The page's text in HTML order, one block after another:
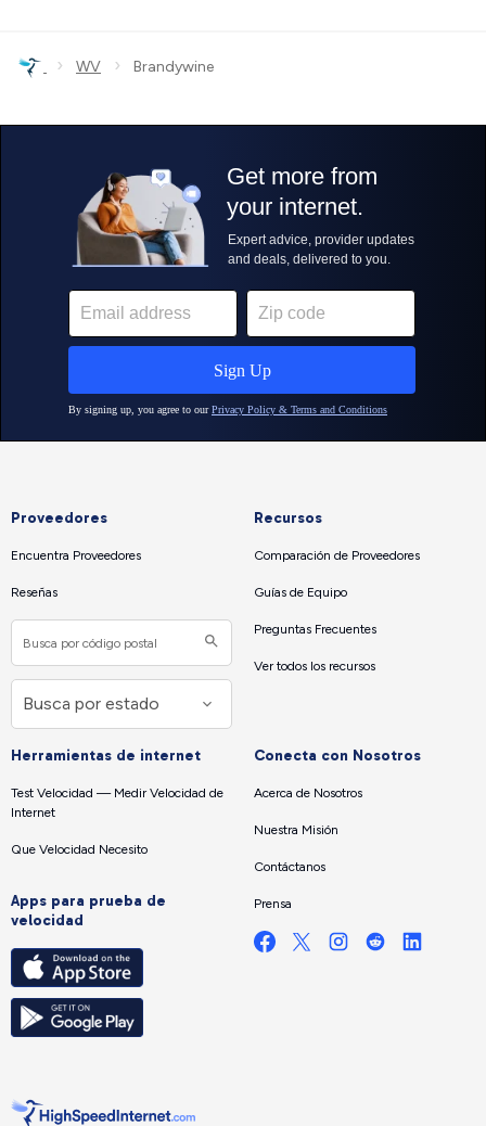
› WV › Brandywine
Proveedores
Encuentra Proveedores
Reseñas
Recursos
Comparación de Proveedores
Guías de Equipo
Preguntas Frecuentes
Ver todos los recursos
Herramientas de internet
Test Velocidad — Medir Velocidad de
Internet
Que Velocidad Necesito
Apps para prueba de
velocidad
Conecta con Nosotros
Acerca de Nosotros
Nuestra Misión
Contáctanos
Prensa